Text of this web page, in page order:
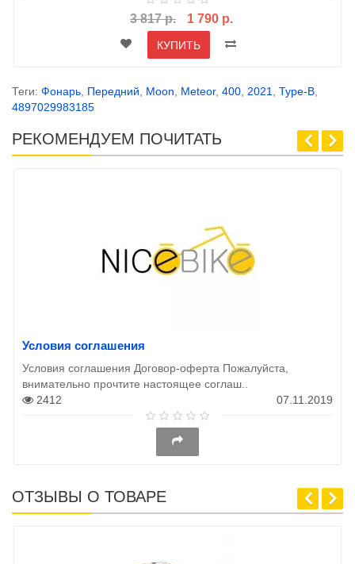
3 817 р. 1 790 р.
КУПИТЬ
Теги: Фонарь, Передний, Moon, Meteor, 400, 2021, Type-B,
4897029983185
РЕКОМЕНДУЕМ ПОЧИТАТЬ
Условия соглашения
Условия соглашения Договор-оферта Пожалуйста,
внимательно прочтите настоящее соглаш..
2412
07.11.2019
ОТЗЫВЫ О ТОВАРЕ